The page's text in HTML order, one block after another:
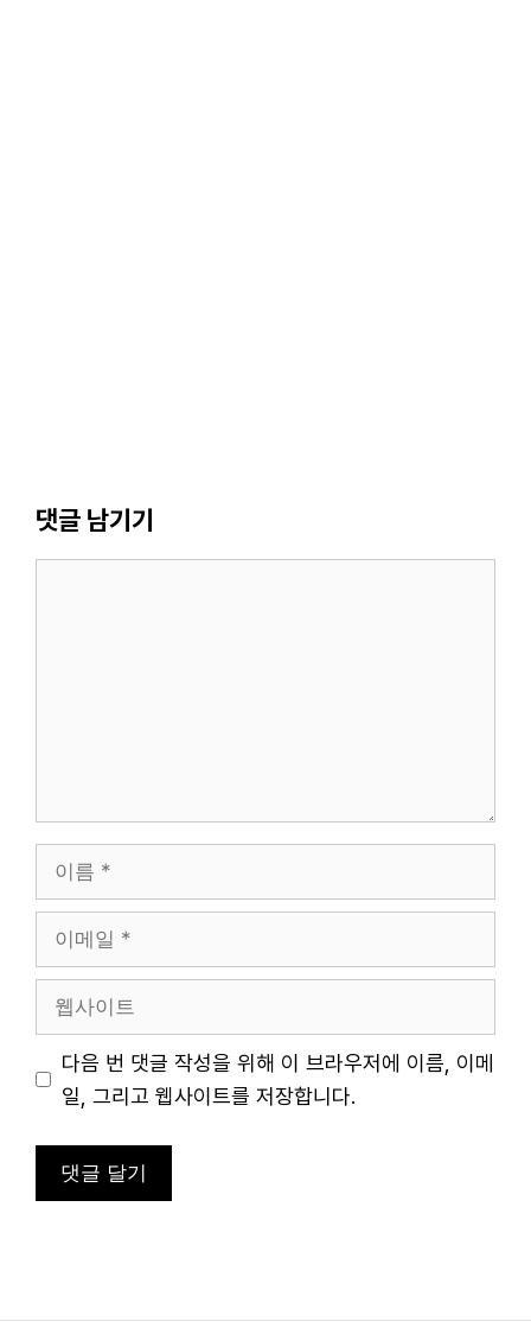
댓글 남기기
트
다음 번 댓글 작성을 위해 이 브라우저에 이름, 이메
일, 그리고 웹사이트를 저장합니다.